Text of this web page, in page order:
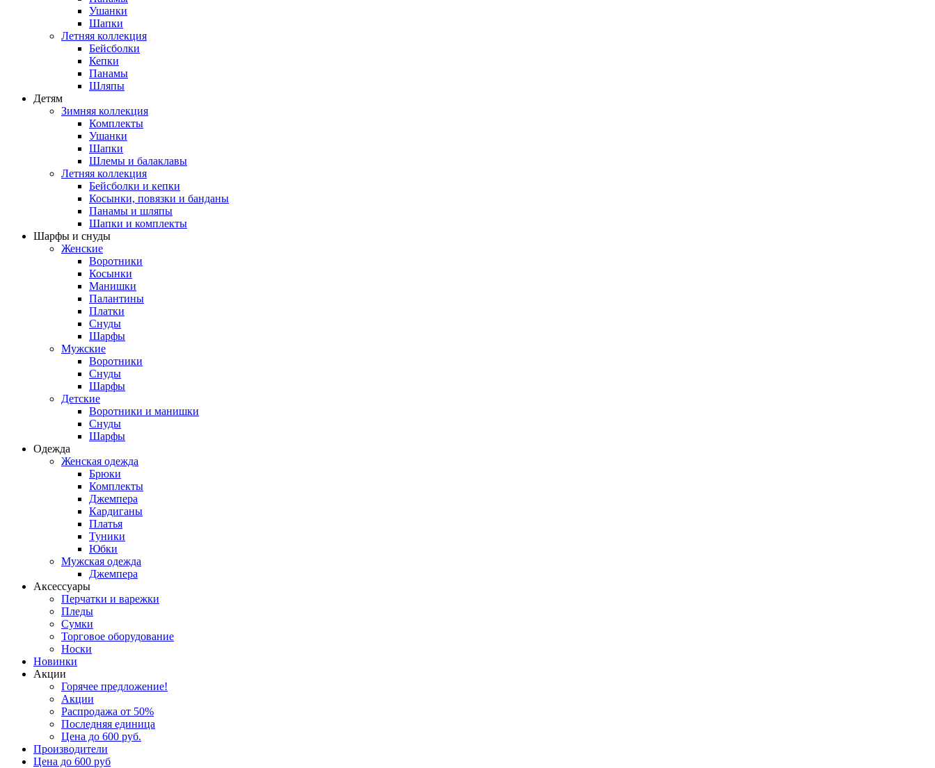
Ушанки
Шапки
Летняя коллекция
Бейсболки
Кепки
Панамы
Шляпы
Детям
Зимняя коллекция
Комплекты
Ушанки
Шапки
Шлемы и балаклавы
Летняя коллекция
Бейсболки и кепки
Косынки, повязки и банданы
Панамы и шляпы
Шапки и комплекты
Шарфы и снуды
Женские
Воротники
Косынки
Манишки
Палантины
Платки
Снуды
Шарфы
Мужские
Воротники
Снуды
Шарфы
Детские
Воротники и манишки
Снуды
Шарфы
Одежда
Женская одежда
Брюки
Комплекты
Джемпера
Кардиганы
Платья
Туники
Юбки
Мужская одежда
Джемпера
Аксессуары
Перчатки и варежки
Пледы
Сумки
Торговое оборудование
Носки
Новинки
Акции
Горячее предложение!
Акции
Распродажа от 50%
Последняя единица
Цена до 600 руб.
Производители
Цена до 600 руб